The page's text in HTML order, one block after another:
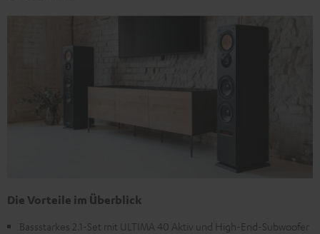
Die Vorteile im Überblick
Bassstarkes 2.1-Set mit ULTIMA 40 Aktiv und High-End-Subwoofer